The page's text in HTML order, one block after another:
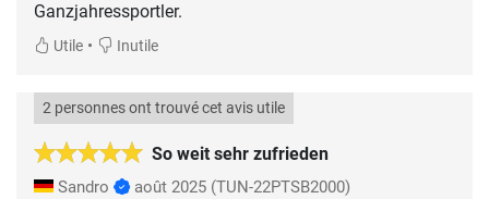
Ganzjahressportler.
Utile • Inutile
So weit sehr zufrieden
2 personnes ont trouvé cet avis utile
Sandro août 2025 (TUN-22PTSB2000)